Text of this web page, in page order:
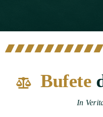
Bufete
In